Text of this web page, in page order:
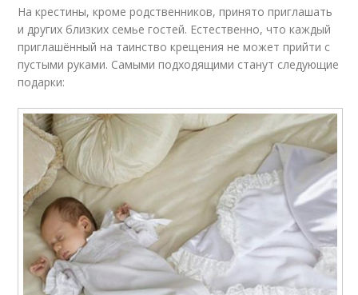
На крестины, кроме родственников, принято приглашать
и других близких семье гостей. Естественно, что каждый
приглашённый на таинство крещения не может прийти с
пустыми руками. Самыми подходящими станут следующие
подарки: